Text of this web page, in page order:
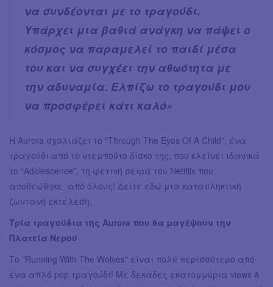
να συνδέονται με το τραγούδι.
Υπάρχει μια βαθιά ανάγκη να πάψει ο
κόσμος να παραμελεί το παιδί μέσα
του και να συγχέει την αθωότητα με
την αδυναμία. Ελπίζω το τραγούδι μου
να προσφέρει κάτι καλό»
Η Aurora σχολιάζει το “Through The Eyes Of A Child”, ένα
τραγούδι από το ντεμπούτο δίσκο της, που κλείνει ιδανικά
το “Adolescence”, τη φετινή σειρά του Netiflix που
αποθεώθηκε από όλους! Δείτε εδώ μια καταπληκτική
ζωντανή εκτέλεση.
Τρία τραγούδια της Aurora που θα μαγέψουν την
Πλατεία Νερού
Το "Running With The Wolves" είναι πολύ περισσότερο από
ένα απλό pop τραγούδι! Με δεκάδες εκατομμύρια views &